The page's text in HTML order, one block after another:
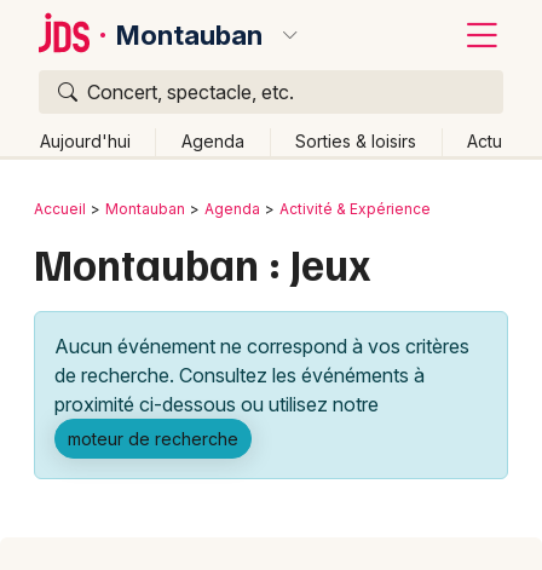
Montauban
Concert, spectacle, etc.
Aujourd'hui Agenda Sorties & loisirs Actu
Publier un événement
Grands événements
Activité & Expérience
Manifestations
Bordeaux
Lille
Lyon
Marseille
Retour
Accueil Montauban Agenda Activité & Expérience
Montauban : Jeux
Aucun événement ne correspond à vos critères
de recherche. Consultez les événéments à
proximité ci-dessous ou utilisez notre
moteur de recherche
Quoi ?
Où ?
Midi-Pyrénées
Partout Près de moi
Quand ?
Ce week-end